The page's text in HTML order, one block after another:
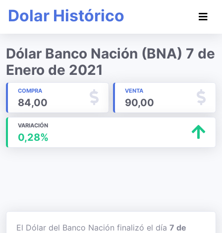
Dolar Histórico
Dólar Banco Nación (BNA) 7 de
Enero de 2021
COMPRA
84,00
VENTA
90,00
VARIACIÓN
0,28%
El Dólar del Banco Nación finalizó el día 7 de